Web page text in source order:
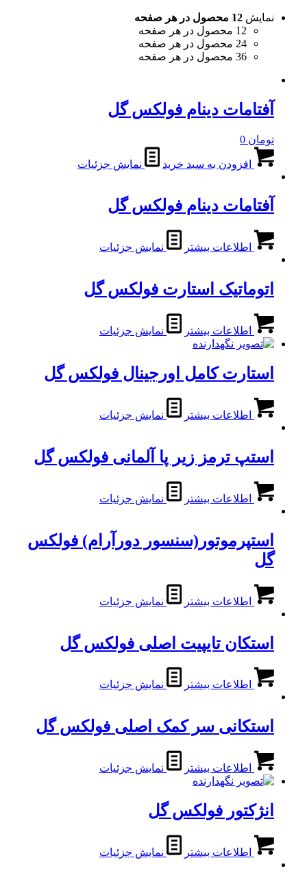
نمایش 12 محصول در هر صفحه
12 محصول در هر صفحه
24 محصول در هر صفحه
36 محصول در هر صفحه
آفتامات دینام فولکس گل
تومان
افزودن به سبد خرید نمایش جزئیات
آفتامات دینام فولکس گل
اطلاعات بیشتر نمایش جزئیات
اتوماتیک استارت فولکس گل
اطلاعات بیشتر نمایش جزئیات
استارت کامل اورجینال فولکس گل
اطلاعات بیشتر نمایش جزئیات
استپ ترمز زیر پا آلمانی فولکس گل
اطلاعات بیشتر نمایش جزئیات
استپرموتور(سنسور دورآرام) فولکس
گل
اطلاعات بیشتر نمایش جزئیات
استکان تایپیت اصلی فولکس گل
اطلاعات بیشتر نمایش جزئیات
استکانی سر کمک اصلی فولکس گل
اطلاعات بیشتر نمایش جزئیات
انژکتور فولکس گل
اطلاعات بیشتر نمایش جزئیات